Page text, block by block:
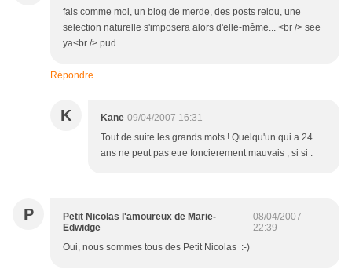
fais comme moi, un blog de merde, des posts relou, une
selection naturelle s'imposera alors d'elle-même... <br /> see
ya<br /> pud
Répondre
K Kane 09/04/2007 16:31
Tout de suite les grands mots ! Quelqu'un qui a 24
ans ne peut pas etre foncierement mauvais , si si .
P
Petit Nicolas l'amoureux de Marie-
Edwidge
08/04/2007
22:39
Oui, nous sommes tous des Petit Nicolas :-)